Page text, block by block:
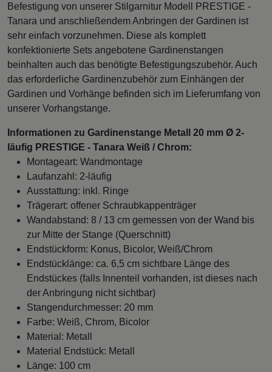
Befestigung von unserer Stilgarnitur Modell PRESTIGE -
Tanara und anschließendem Anbringen der Gardinen ist
sehr einfach vorzunehmen. Diese als komplett
konfektionierte Sets angebotene Gardinenstangen
beinhalten auch das benötigte Befestigungszubehör. Auch
das erforderliche Gardinenzubehör zum Einhängen der
Gardinen und Vorhänge befinden sich im Lieferumfang von
unserer Vorhangstange.
Informationen zu Gardinenstange Metall 20 mm Ø 2-
läufig PRESTIGE - Tanara Weiß / Chrom:
Montageart: Wandmontage
Laufanzahl: 2-läufig
Ausstattung: inkl. Ringe
Trägerart: offener Schraubkappenträger
Wandabstand: 8 / 13 cm gemessen von der Wand bis
zur Mitte der Stange (Querschnitt)
Endstückform: Konus, Bicolor, Weiß/Chrom
Endstücklänge: ca. 6,5 cm sichtbare Länge des
Endstückes (falls Innenteil vorhanden, ist dieses nach
der Anbringung nicht sichtbar)
Stangendurchmesser: 20 mm
Farbe: Weiß, Chrom, Bicolor
Material: Metall
Material Endstück: Metall
Länge: 100 cm